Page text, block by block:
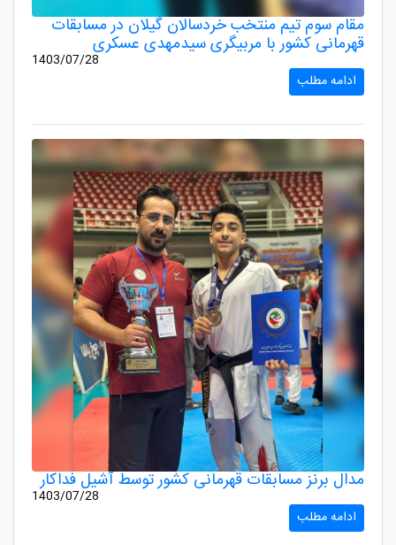
مقام سوم تیم منتخب خردسالان گیلان در مسابقات
قهرمانی کشور با مربیگری سیدمهدی عسکری
1403/07/28
ادامه مطلب
مدال برنز مسابقات قهرمانی کشور توسط آشیل فداکار
1403/07/28
ادامه مطلب